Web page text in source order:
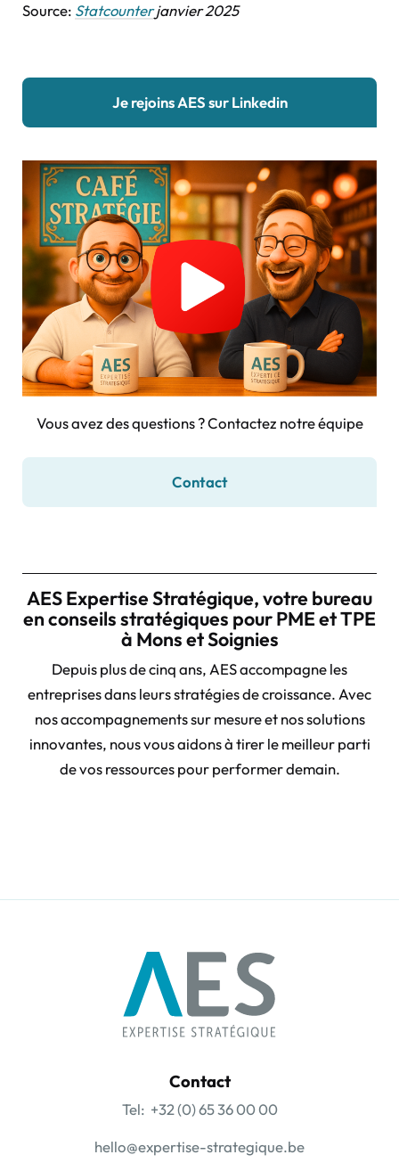
Source: Statcounterjanvier 2025
Je rejoins AES sur Linkedin
Vous avez des questions ? Contactez notre équipe
Contact
AES Expertise Stratégique, votre bureau
en conseils stratégiques pour PME et TPE
à Mons et Soignies
Depuis plus de cinq ans, AES accompagne les
entreprises dans leurs stratégies de croissance. Avec
nos accompagnements sur mesure et nos solutions
innovantes, nous vous aidons à tirer le meilleur parti
de vos ressources pour performer demain.
Contact
Tel: +32 (0) 65 36 00 00
hello@expertise-strategique.be